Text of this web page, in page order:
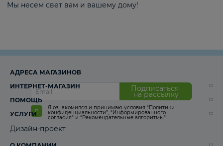
Мы несем свет вам и вашему дому!
Подписаться
на рассылку
Я ознакомился и принимаю условия “Политики
конфиденциальности”, “Информированного
согласия“ и “Рекомендательные алгоритмы“
АДРЕСА МАГАЗИНОВ
ИНТЕРНЕТ-МАГАЗИН
ПОМОЩЬ
УСЛУГИ
Дизайн-проект